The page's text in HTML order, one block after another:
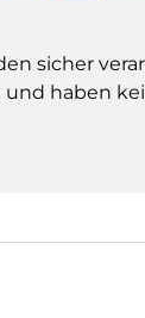
sicher
haben